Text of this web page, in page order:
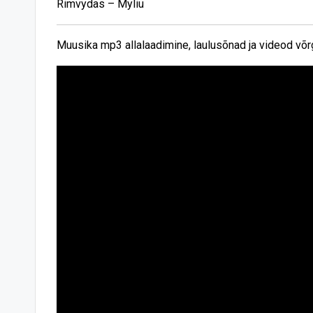
Rimvydas – Myliu
Muusika mp3 allalaadimine, laulusõnad ja videod